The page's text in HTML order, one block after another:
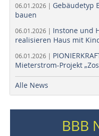
06.01.2026 | Gebäudetyp
bauen
06.01.2026 | Instone und
realisieren Haus mit
06.01.2026 |
Mieterstrom-Projekt
Alle News
BBB